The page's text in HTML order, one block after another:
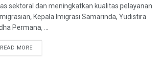
sektoral dan meningkatkan kualitas pelayanan
Kepala Imigrasi Samarinda, Yudistira
Permana, ...
READ MORE